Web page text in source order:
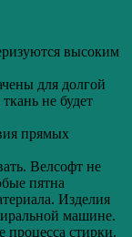
высоким
для долгой
не будет
прямых
Велсофт не
пятна
Изделия
машине.
процесса стирки.